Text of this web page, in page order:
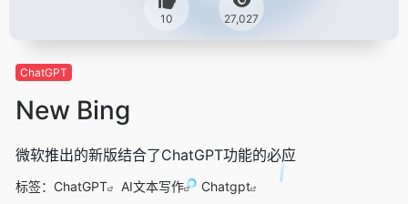
10 27,027
ChatGPT
New Bing
微软推出的新版结合了ChatGPT功能的必应
标签： ChatGPT AI文本写作 Chatgpt